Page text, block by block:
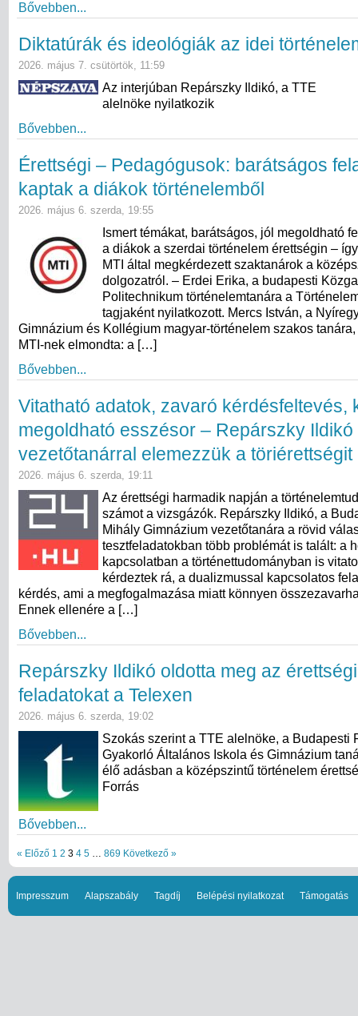
Bővebben...
Diktatúrák és ideológiák az idei
2026. május 7. csütörtök, 11:59
Az interjúban Repárszky Ildikó, a TTE
alelnöke nyilatkozik
Bővebben...
Érettségi – Pedagógusok: barátságos
kaptak a diákok történelemből
2026. május 6. szerda, 19:55
Ismert témákat, barátságos, jól megoldható
a diákok a szerdai történelem érettségin –
MTI által megkérdezett szaktanárok a
dolgozatról. – Erdei Erika, a budapesti
Politechnikum történelemtanára a
tagjaként nyilatkozott. Mercs István, a
Gimnázium és Kollégium magyar-történelem szakos
MTI-nek elmondta: a […]
Bővebben...
Vitatható adatok, zavaró kérdésfeltevés,
megoldható esszésor – Repárszky Ildikó
vezetőtanárral elemezzük a töriérettségit
2026. május 6. szerda, 19:11
Az érettségi harmadik napján a
számot a vizsgázók. Repárszky Ildikó, a
Mihály Gimnázium vezetőtanára a rövid
tesztfeladatokban több problémát is talált: a
kapcsolatban a történettudományban is
kérdeztek rá, a dualizmussal kapcsolatos
kérdés, ami a megfogalmazása miatt könnyen
Ennek ellenére a […]
Bővebben...
Repárszky Ildikó oldotta meg az érettségi
feladatokat a Telexen
2026. május 6. szerda, 19:02
Szokás szerint a TTE alelnöke, a Budapesti
Gyakorló Általános Iskola és Gimnázium
élő adásban a középszintű történelem
Forrás
Bővebben...
« Előző 1 2 3 4 5 869 Következő »
Impresszum Alapszabály Tagdíj Belépési nyilatkozat Támogatás